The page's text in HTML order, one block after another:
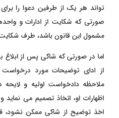
تواند هر یک از طرفین دعوا را
صورتی که شکایت از ادارات و
مشمول این قانون باشد، طرف
اما در صورتی که شاکی پس از
از ادای توضیحات مورد درخواست
ملاحظه دادخواست اولیه و
اظهارات او، اتخاذ تصمیم می
اخذ توضیح از شاکی ممکن نشود،